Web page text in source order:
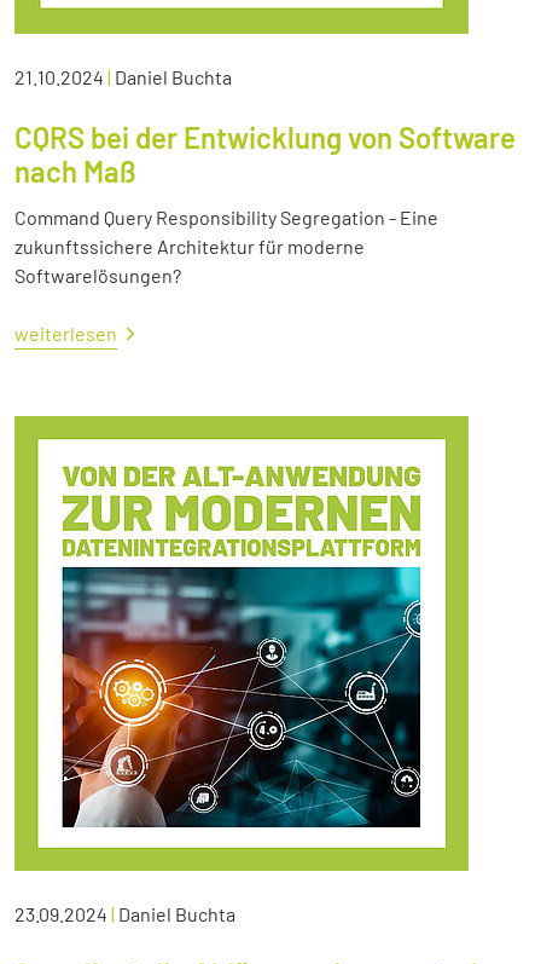
21.10.2024 | Daniel Buchta
CQRS bei der Entwicklung von Software
nach Maß
Command Query Responsibility Segregation - Eine
zukunftssichere Architektur für moderne
Softwarelösungen?
weiterlesen
23.09.2024 | Daniel Buchta